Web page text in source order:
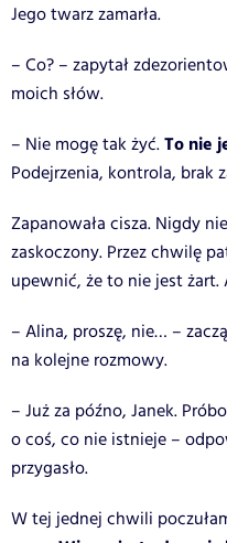
Jego twarz zamarła.
– Co? – zapytał
moich słów.
– Nie mogę tak żyć.To nie
Podejrzenia, kontrola, brak
Zapanowała cisza. Nigdy
zaskoczony. Przez chwilę
upewnić, że to nie jest żart.
– Alina, proszę, nie… –
na kolejne rozmowy.
– Już za późno, Janek.
o coś, co nie istnieje –
przygasło.
W tej jednej chwili